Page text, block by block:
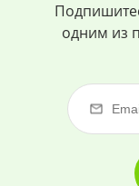
одним из